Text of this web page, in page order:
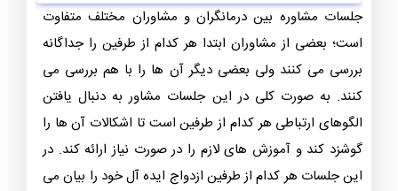
جلسات مشاوره بین درمانگران و مشاوران مختلف متفاوت
است؛ بعضی از مشاوران ابتدا هر کدام از طرفین را جداگانه
بررسی می کنند ولی بعضی دیگر آن ها را با هم بررسی می
کنند. به صورت کلی در این جلسات مشاور به دنبال یافتن
الگوهای ارتباطی هر کدام از طرفین است تا اشکالات آن ها را
گوشزد کند و آموزش های لازم را در صورت نیاز ارائه کند. در
این جلسات هر کدام از طرفین ازدواج ایده آل خود را بیان می